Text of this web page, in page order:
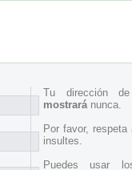
Tu dirección
mostraránunca.
Por favor,
insultes.
Puedes usar